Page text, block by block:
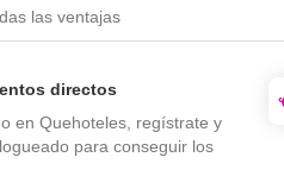
las ventajas
directos
en Quehoteles, regístrate y
para conseguir los